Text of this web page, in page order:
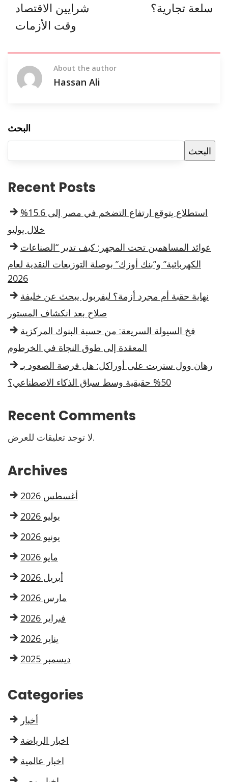
شرايين الاقتصاد
وقت الأزمات
سلعة تجارية؟
About the author
Hassan Ali
البحث
البحث
Recent Posts
استطلاع يتوقع ارتفاع التضخم في مصر إلى 15.6%
خلال يوليو
عوائد المساهمين تحت المجهر: كيف تدير “الصناعات
الكهربائية” و”بنك أوزك” بوصلة التوزيعات النقدية لعام
2026
نهاية حقبة أم مجرد أزمة؟ ليفربول يبحث عن خليفة
صلاح بعد انكشاف المستور
فخ السيولة السريعة: من حسبة البنوك المركزية
المعقدة إلى طوق النجاة في الخرطوم
رهان وول ستريت على أوراكل: هل فرصة الصعود بـ
50% حقيقية وسط سباق الذكاء الاصطناعي؟
Recent Comments
لا توجد تعليقات للعرض.
Archives
أغسطس 2026
يوليو 2026
يونيو 2026
مايو 2026
أبريل 2026
مارس 2026
فبراير 2026
يناير 2026
ديسمبر 2025
Categories
أخبار
اخبار الرياضة
اخبار عالمية